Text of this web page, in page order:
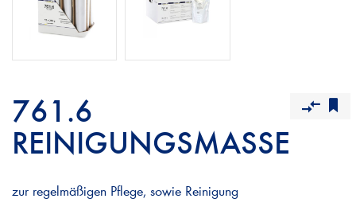
761.6
REINIGUNGSMASSE
zur regelmäßigen Pflege, sowie Reinigung